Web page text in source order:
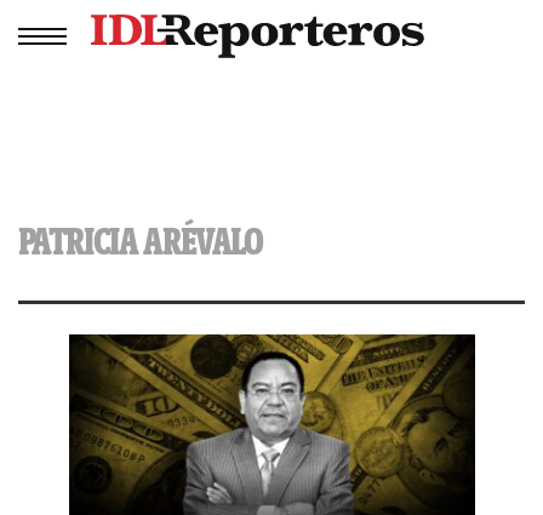
PATRICIA ARÉVALO